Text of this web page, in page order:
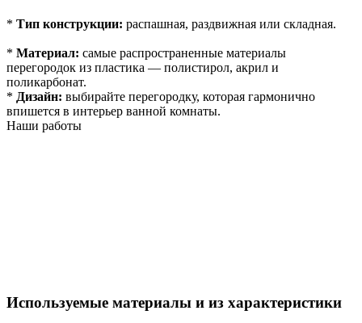
* Тип конструкции: распашная, раздвижная или складная.
* Материал: самые распространенные материалы
перегородок из пластика — полистирол, акрил и
поликарбонат.
* Дизайн: выбирайте перегородку, которая гармонично
впишется в интерьер ванной комнаты.
Наши работы
Используемые материалы и из характеристики